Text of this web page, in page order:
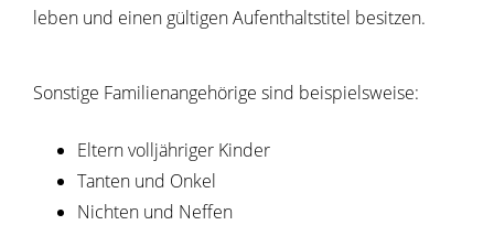
leben und einen gültigen Aufenthaltstitel besitzen.
Sonstige Familienangehörige sind beispielsweise:
Eltern volljähriger Kinder
Tanten und Onkel
Nichten und Neffen